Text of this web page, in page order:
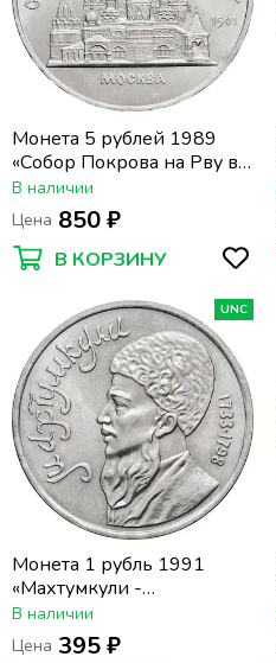
Монета 5 рублей 1989
«Собор Покрова на Рву в
Москве (Покровский
собор)»
В наличии
Цена 850 ₽
В КОРЗИНУ
UNC
Монета 1 рубль 1991
«Махтумкули -
туркменский поэт и
мыслитель»
В наличии
Цена 395 ₽